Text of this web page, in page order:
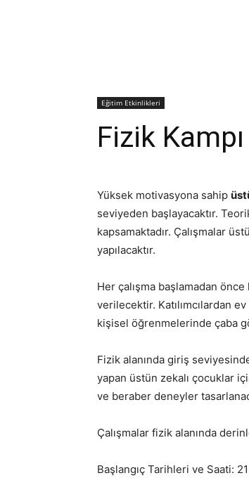
Eğitim Etkinlikleri
Fizik Kampı
Yüksek motivasyona sahip
seviyeden başlayacaktır.
kapsamaktadır. Çalışmalar
yapılacaktır.
Her çalışma başlamadan
verilecektir. Katılımcılardan
kişisel öğrenmelerinde çaba
Fizik alanında giriş
yapan üstün zekalı çocuklar
ve beraber deneyler
Çalışmalar fizik alanında
Başlangıç Tarihleri ve Saati: